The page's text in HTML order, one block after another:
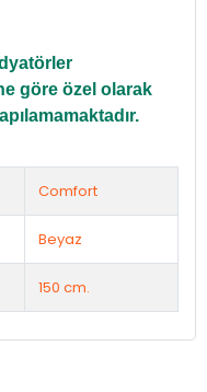
göre özel olarak
Comfort
Beyaz
150 cm.